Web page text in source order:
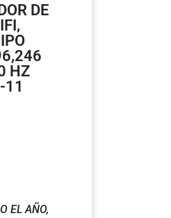
DE
HZ
11
EL AÑO,